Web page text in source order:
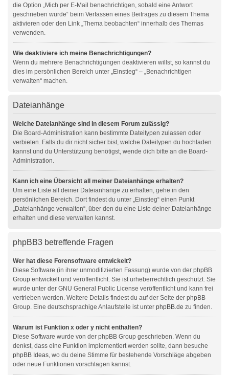
die Option „Mich per E-Mail benachrichtigen, sobald eine Antwort
geschrieben wurde“ beim Verfassen eines Beitrages zu diesem Thema
aktivieren oder den Link „Thema beobachten“ innerhalb des Themas
verwenden.
Wie deaktiviere ich meine Benachrichtigungen?
Wenn du mehrere Benachrichtigungen deaktivieren willst, so kannst du
dies im persönlichen Bereich unter „Einstieg“ – „Benachrichtigen
verwalten“ machen.
Dateianhänge
Welche Dateianhänge sind in diesem Forum zulässig?
Die Board-Administration kann bestimmte Dateitypen zulassen oder
verbieten. Falls du dir nicht sicher bist, welche Dateitypen du hochladen
kannst und du Unterstützung benötigst, wende dich bitte an die Board-
Administration.
Kann ich eine Übersicht all meiner Dateianhänge erhalten?
Um eine Liste all deiner Dateianhänge zu erhalten, gehe in den
persönlichen Bereich. Dort findest du unter „Einstieg“ einen Punkt
„Dateianhänge verwalten“, über den du eine Liste deiner Dateianhänge
erhalten und diese verwalten kannst.
phpBB3 betreffende Fragen
Wer hat diese Forensoftware entwickelt?
Diese Software (in ihrer unmodifizierten Fassung) wurde von der phpBB
Group entwickelt und veröffentlicht. Sie ist urheberrechtlich geschützt. Sie
wurde unter der GNU General Public License veröffentlicht und kann frei
vertrieben werden. Weitere Details findest du auf der Seite der phpBB
Group. Eine deutschsprachige Anlaufstelle ist unter phpBB.de zu finden.
Warum ist Funktion x oder y nicht enthalten?
Diese Software wurde von der phpBB Group geschrieben. Wenn du
denkst, dass eine Funktion implementiert werden sollte, dann besuche
phpBB Ideas, wo du deine Stimme für bestehende Vorschläge abgeben
oder neue Funktionen vorschlagen kannst.